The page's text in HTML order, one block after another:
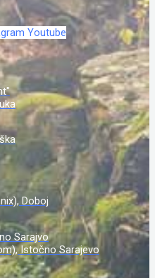
Youtube
Doboj
Sarajvo
Istočno Sarajevo